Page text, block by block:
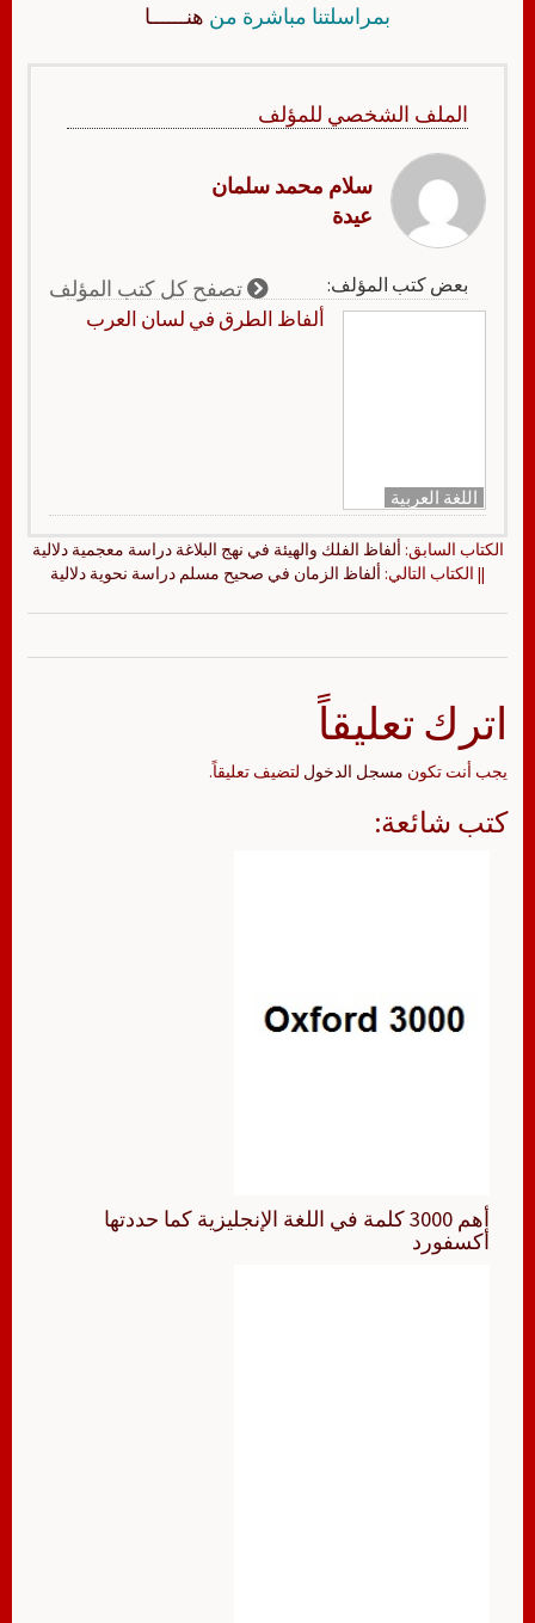
بمراسلتنا مباشرة من هنــــــا
الملف الشخصي للمؤلف
سلام محمد سلمان
عيدة
بعض كتب المؤلف: تصفح كل كتب المؤلف
اللغة العربية
ألفاظ الطرق في لسان العرب
الكتاب السابق: ألفاظ الفلك والهيئة في نهج البلاغة دراسة معجمية دلالية
|| الكتاب التالي: ألفاظ الزمان في صحيح مسلم دراسة نحوية دلالية
اترك تعليقاً
يجب أنت تكون مسجل الدخول لتضيف تعليقاً.
كتب شائعة:
أهم 3000 كلمة في اللغة الإنجليزية كما حددتها
أكسفورد